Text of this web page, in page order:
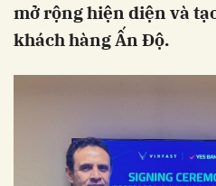
mở rộng hiện diện và
khách hàng Ấn Độ.